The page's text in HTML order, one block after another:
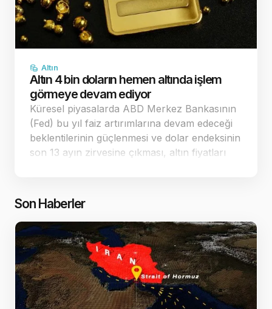
Altın
Altın 4 bin doların hemen altında işlem
görmeye devam ediyor
Küresel piyasalarda ABD Merkez Bankasının
(Fed) bu yıl faiz artırımlarına devam edeceği
beklentilerinin güçlenmesi ve dolar endeksinin
son 13 ayın zirvesine çıkması, altın fiyatları
Son Haberler